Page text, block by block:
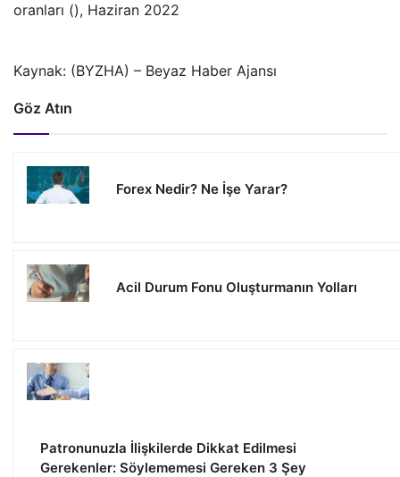
oranları (), Haziran 2022
Kaynak: (BYZHA) – Beyaz Haber Ajansı
Göz Atın
Forex Nedir? Ne İşe Yarar?
Acil Durum Fonu Oluşturmanın Yolları
Patronunuzla İlişkilerde Dikkat Edilmesi
Gerekenler: Söylememesi Gereken 3 Şey